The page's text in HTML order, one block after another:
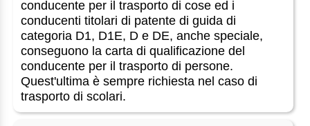
conducente per il trasporto di cose ed i
conducenti titolari di patente di guida di
categoria D1, D1E, D e DE, anche speciale,
conseguono la carta di qualificazione del
conducente per il trasporto di persone.
Quest'ultima è sempre richiesta nel caso di
trasporto di scolari.